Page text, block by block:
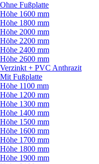
Ohne Fußplatte
Höhe 1600 mm
Höhe 1800 mm
Höhe 2000 mm
Höhe 2200 mm
Höhe 2400 mm
Höhe 2600 mm
Verzinkt + PVC Anthrazit
Mit Fußplatte
Höhe 1100 mm
Höhe 1200 mm
Höhe 1300 mm
Höhe 1400 mm
Höhe 1500 mm
Höhe 1600 mm
Höhe 1700 mm
Höhe 1800 mm
Höhe 1900 mm